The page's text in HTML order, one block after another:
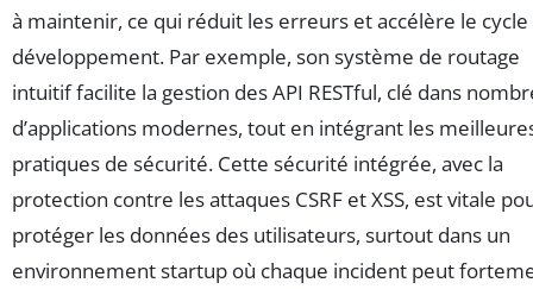
à maintenir, ce qui réduit les erreurs et accélère le cycle
développement. Par exemple, son système de routage
intuitif facilite la gestion des API RESTful, clé dans
d’applications modernes, tout en intégrant les
pratiques de sécurité. Cette sécurité intégrée, avec la
protection contre les attaques CSRF et XSS, est vitale
protéger les données des utilisateurs, surtout dans un
environnement startup où chaque incident peut